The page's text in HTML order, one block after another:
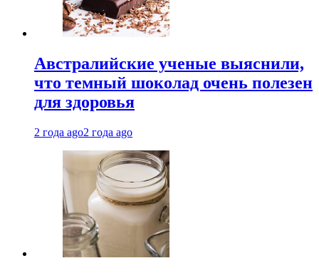
Австралийские ученые выяснили,
что темный шоколад очень полезен
для здоровья
2 года ago2 года ago